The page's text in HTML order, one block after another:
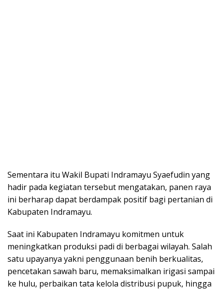
Sementara itu Wakil Bupati Indramayu Syaefudin yang
hadir pada kegiatan tersebut mengatakan, panen raya
ini berharap dapat berdampak positif bagi pertanian di
Kabupaten Indramayu.
Saat ini Kabupaten Indramayu komitmen untuk
meningkatkan produksi padi di berbagai wilayah. Salah
satu upayanya yakni penggunaan benih berkualitas,
pencetakan sawah baru, memaksimalkan irigasi sampai
ke hulu, perbaikan tata kelola distribusi pupuk, hingga